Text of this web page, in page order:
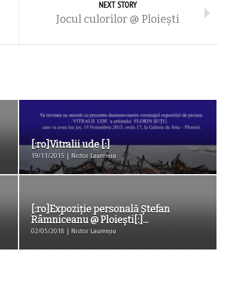
NEXT STORY
Jocul culorilor @ Ploiești
[:ro]Vitralii ude [:]
19/11/2015 | Nistor Laurențiu
[:ro]Expoziție personală Ștefan
Râmniceanu @ Ploiești[:]...
02/05/2018 | Nistor Laurențiu